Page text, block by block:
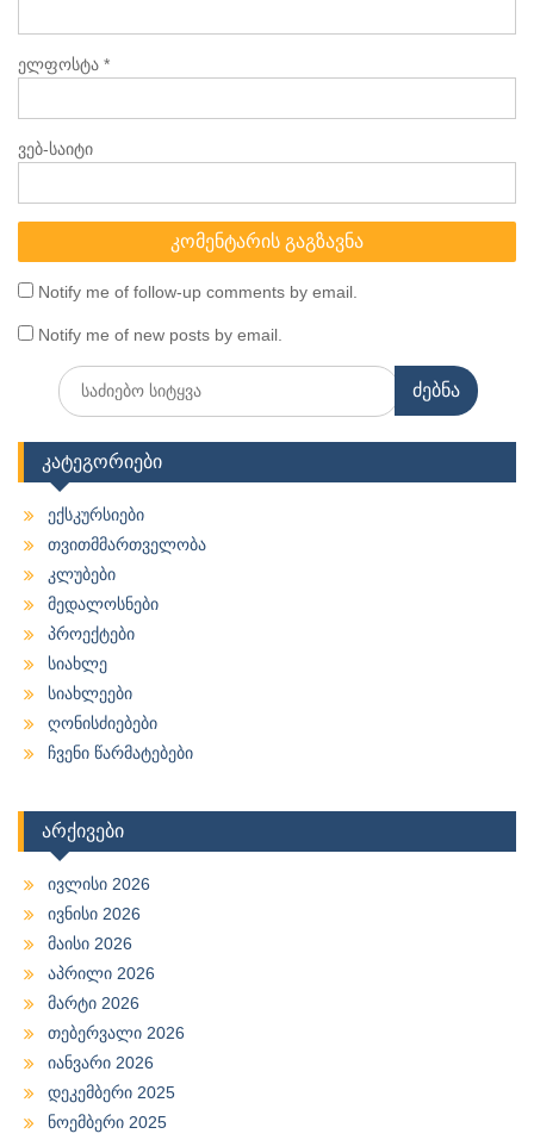
ელფოსტა *
ვებ-საიტი
Notify me of follow-up comments by email.
Notify me of new posts by email.
Search
for:
კატეგორიები
ექსკურსიები
თვითმმართველობა
კლუბები
მედალოსნები
პროექტები
სიახლე
სიახლეები
ღონისძიებები
ჩვენი წარმატებები
არქივები
ივლისი 2026
ივნისი 2026
მაისი 2026
აპრილი 2026
მარტი 2026
თებერვალი 2026
იანვარი 2026
დეკემბერი 2025
ნოემბერი 2025